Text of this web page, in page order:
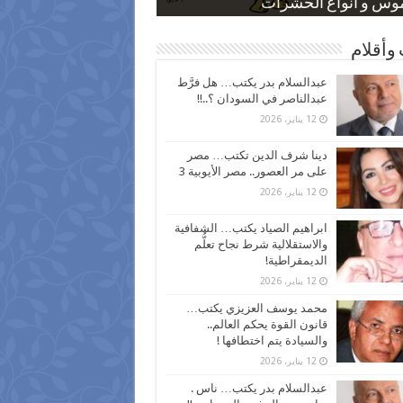
و أنواع الحشرات
بعد ارتفاع الأسعار
نسبة الطلاق في مصر
كاركاتيرية
كاركاتيرية
وأقلام
عبدالسلام بدر يكتب… هل فرَّط
عبدالناصر في السودان ؟..!!
12 يناير، 2026
دينا شرف الدين تكتب… مصر
على مر العصور.. مصر الأيوبية 3
12 يناير، 2026
ابراهيم الصياد يكتب… الشفافية
والاستقلالية شرط نجاح تعلُّم
الديمقراطية!
12 يناير، 2026
محمد يوسف العزيزي يكتب…
قانون القوة يحكم العالم..
والسيادة يتم اختطافها !
12 يناير، 2026
عبدالسلام بدر يكتب… ناس .